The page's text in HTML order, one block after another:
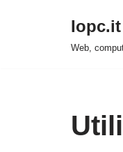
Iopc.it
Web,